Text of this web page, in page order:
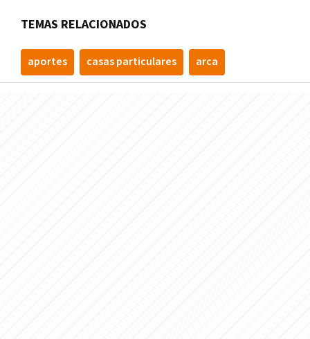
TEMAS RELACIONADOS
aportes casas particulares arca